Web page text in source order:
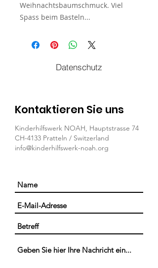
Weihnachtsbaumschmuck. Viel
Spass beim Basteln...
Datenschutz
Kontaktieren Sie uns
Kinderhilfswerk NOAH, Hauptstrasse 74
CH-4133 Pratteln / Switzerland
info@kinderhilfswerk-noah.org